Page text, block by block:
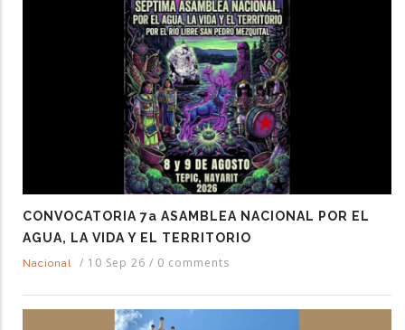
CONVOCATORIA 7a ASAMBLEA NACIONAL POR EL
AGUA, LA VIDA Y EL TERRITORIO
Nacional / 10 Sep 26 / 0 comments